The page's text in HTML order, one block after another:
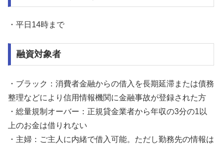
・平日14時まで
融資対象者
・ブラック：消費者金融からの借入を長期延滞または債務
整理などにより信用情報機関に金融事故が登録された方
・総量規制オーバー：正規貸金業者から年収の3分の1以
上のお金は借りれない
・主婦：ご主人に内緒で借入可能。ただし勤務先の情報は